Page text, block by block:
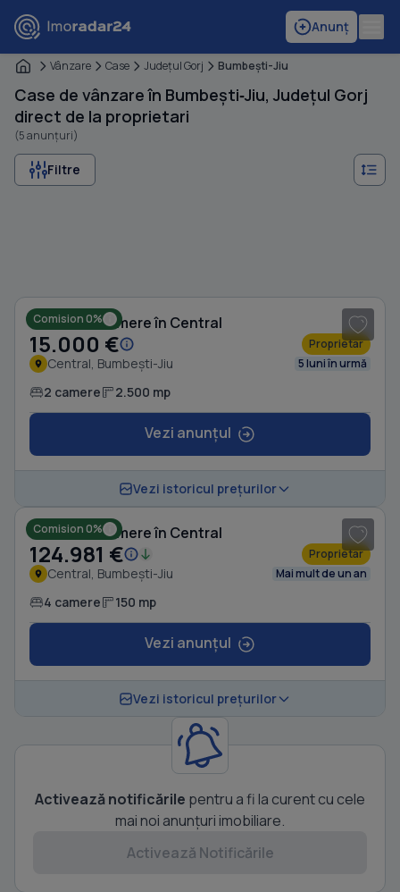
Anunț
Vânzare Case Judeţul Gorj Bumbeşti-Jiu
Case de vânzare în Bumbești‑Jiu, Județul Gorj
direct de la proprietari
(5 anunțuri)
Filtre
Comision 0%
Casă cu 2 camere în Central
15.000 € Proprietar
Central, Bumbești-Jiu 5 luni în urmă
2 camere 2.500 mp
Vezi anunțul
Vezi istoricul prețurilor
Comision 0%
Casă cu 4 camere în Central
124.981 € Proprietar
Central, Bumbești-Jiu Mai mult de un an
4 camere 150 mp
Vezi anunțul
Vezi istoricul prețurilor
Activează notificările pentru a fi la curent cu cele
mai noi anunțuri imobiliare.
Activează Notificările